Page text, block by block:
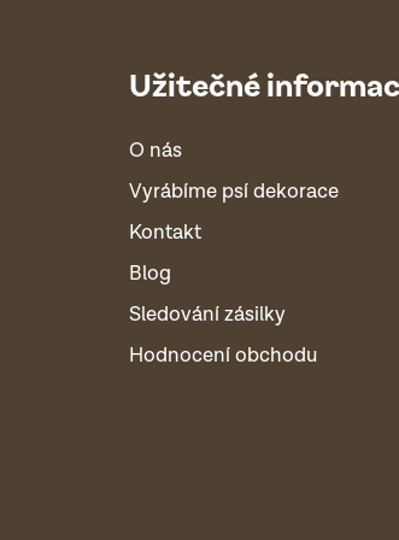
Užitečné
O nás
Vyrábíme psí dekorace
Kontakt
Blog
Sledování zásilky
Hodnocení obchodu